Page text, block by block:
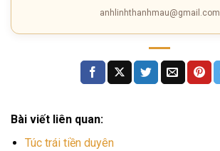
anhlinhthanhmau@gmail.com
Bài viết liên quan:
Túc trái tiền duyên